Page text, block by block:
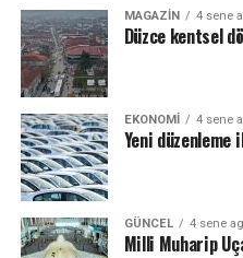
MAGAZIN 4 sene
Düzce kentsel
EKONOMI 4 sene
Yeni düzenleme
GÜNCEL 4 sene
Milli Muharip